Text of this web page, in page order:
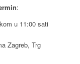
:
u 11:00 sati
Zagreb, Trg